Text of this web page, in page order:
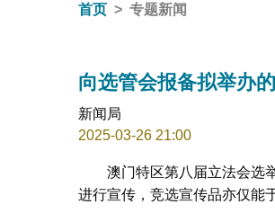
首页 专题新闻
向选管会报备拟举办
新闻局
2025-03-26 21:00
澳门特区第八届立法会选
进行宣传，竞选宣传品亦仅能